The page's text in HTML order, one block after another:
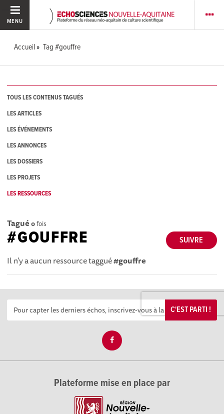
MENU
Accueil Tag #gouffre
TOUS LES CONTENUS TAGUÉS
LES ARTICLES
LES ÉVÉNEMENTS
LES ANNONCES
LES DOSSIERS
LES PROJETS
LES RESSOURCES
Tagué 0fois
SUIVRE
#GOUFFRE
Il n'y a aucun ressource taggué#gouffre
C'EST PARTI !
Plateforme mise en place par